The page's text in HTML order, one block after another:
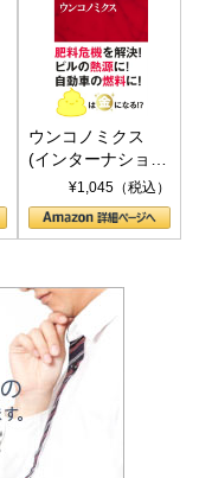
ウンコノミクス
(インターナショナ
ル新書)¥1,045（税込）